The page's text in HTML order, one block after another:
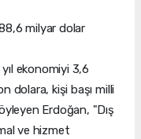
milyar dolar
ekonomiyi 3,6
dolara, kişi başı milli
Erdoğan, "Dış
ve hizmet